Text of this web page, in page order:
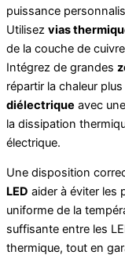
puissance
Utilisez vias
de la couche de
Intégrez de grandes
répartir la chaleur
diélectrique avec
la dissipation
électrique.
Une disposition
LED aider à éviter les
uniforme de la
suffisante entre les
thermique, tout en